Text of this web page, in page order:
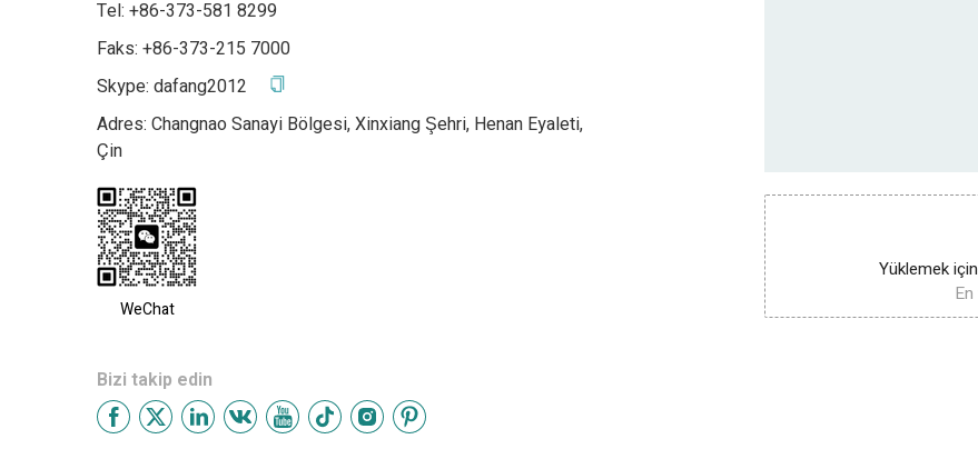
Tel: +86-373-581 8299
Faks: +86-373-215 7000
Skype: dafang2012
Adres: Changnao Sanayi Bölgesi, Xinxiang Şehri, Henan Eyaleti,
Çin
WeChat
Bizi takip edin
Yüklemek